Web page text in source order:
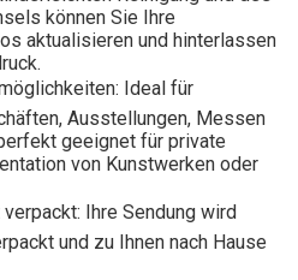
können Sie Ihre
aktualisieren und hinterlassen
Ideal für
Ausstellungen, Messen
geeignet für private
von Kunstwerken oder
Ihre Sendung wird
und zu Ihnen nach Hause